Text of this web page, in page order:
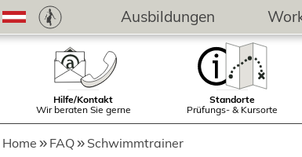
Ausbildungen
Hilfe/Kontakt
Wir beraten Sie gerne
Standorte
Prüfungs- & Kursorte
Home FAQ Schwimmtrainer